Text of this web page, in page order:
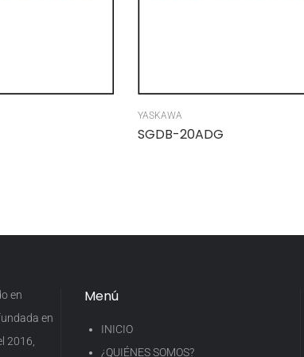
YASKAWA
SGDB-20ADG
en
en
2016,
Menú
INICIO
¿QUIÉNES SOMOS?